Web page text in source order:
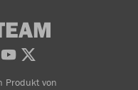
Produkt von